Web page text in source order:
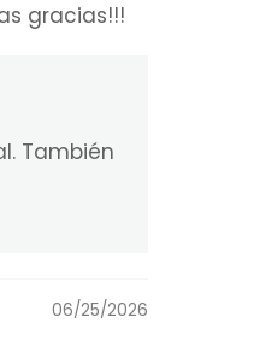
gracias!!!
También
06/25/2026